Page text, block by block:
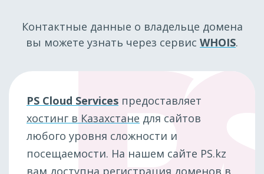
Контактные данные о владельце домена
вы можете узнать через сервис WHOIS.
PS Cloud Services предоставляет
хостинг в Казахстане для сайтов
любого уровня сложности и
посещаемости. На нашем сайте PS.kz
вам доступна регистрация доменов в